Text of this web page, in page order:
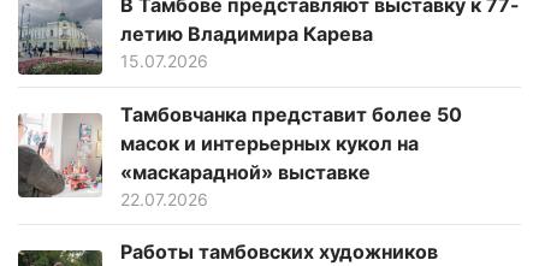
В Тамбове представляют выставку к 77-
летию Владимира Карева
15.07.2026
Тамбовчанка представит более 50
масок и интерьерных кукол на
«маскарадной» выставке
22.07.2026
Работы тамбовских художников